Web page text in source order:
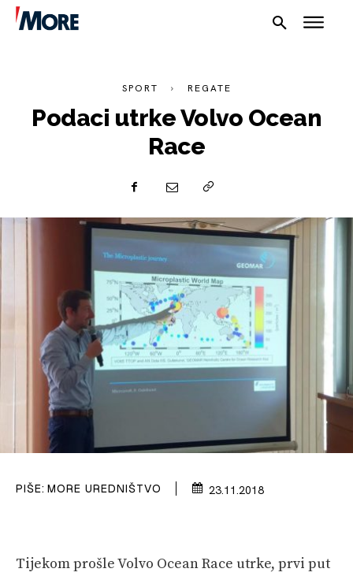
PLOVILA
PLOVIDBA
SPIZA
VELIKE PRIČE
PRETPLATA
SHOP
SPORT REGATE
Podaci utrke Volvo Ocean
Race
PIŠE: MORE UREDNIŠTVO 23.11.2018
Tijekom prošle Volvo Ocean Race utrke, prvi put